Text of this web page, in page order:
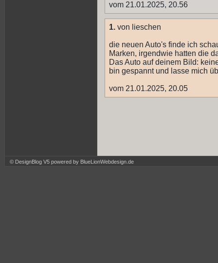
vom 21.01.2025, 20.56
1. von lieschen
die neuen Auto's finde ich
Marken, irgendwie hatten die
Das Auto auf deinem Bild:
bin gespannt und lasse mich
vom 21.01.2025, 20.05
© DesignBlog V5 powered by BlueLionWebdesign.de